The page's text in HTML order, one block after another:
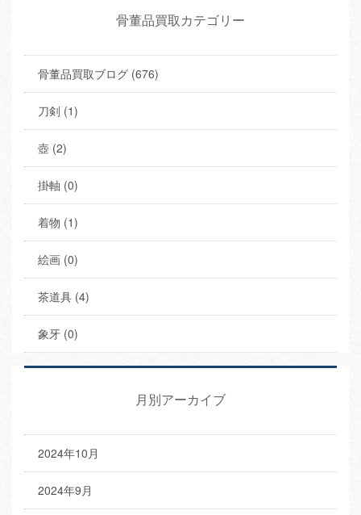
骨董品買取カテゴリー
骨董品買取ブログ (676)
刀剣 (1)
壺 (2)
掛軸 (0)
着物 (1)
絵画 (0)
茶道具 (4)
象牙 (0)
月別アーカイブ
2024年10月
2024年9月